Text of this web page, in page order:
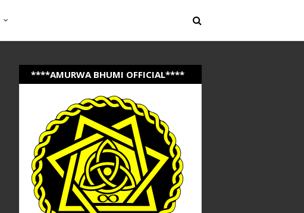
****AMURWA BHUMI OFFICIAL****